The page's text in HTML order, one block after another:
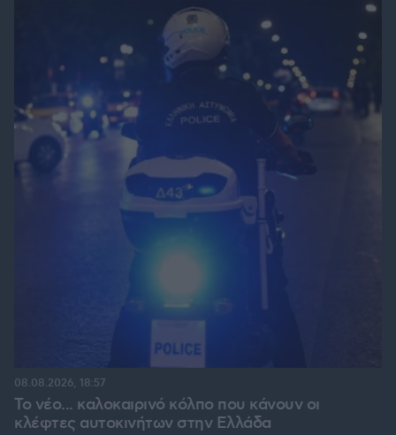
Το νέο... καλοκαιρινό κόλπο που κάνουν οι
κλέφτες αυτοκινήτων στην Ελλάδα
08.08.2026, 18:57